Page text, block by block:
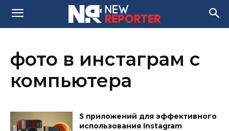
фото в инстаграм с
компьютера
5 приложений для эффективного
использования Instagram